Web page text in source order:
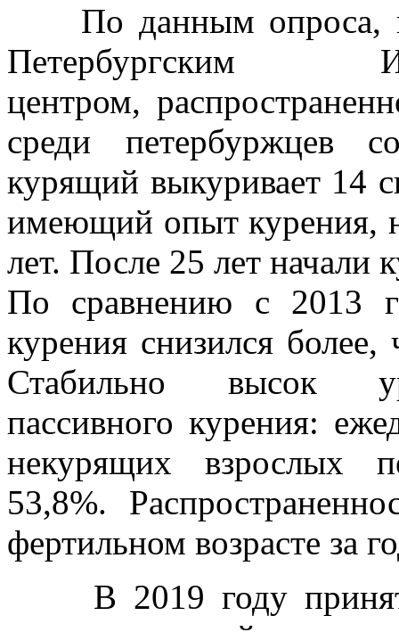
По данным опроса,
Петербургским
центром,
среди петербуржцев
курящий выкуривает 14
имеющий опыт курения,
лет. После 25 лет
По сравнению с 2013
курения снизился
Стабильно высок
пассивного курения:
некурящих взрослых
53,8%.
фертильном возрасте за
В 2019 году принята